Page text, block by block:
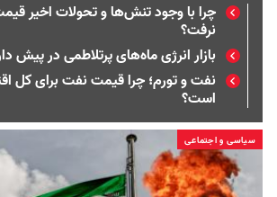
چرا با وجود تنش‌ها و تحولات اخیر
نرفت؟
بازار انرژی ماه‌های پرتلاطمی در پیش
نفت و تورم؛ چرا قیمت نفت برای کل
است؟
سیاسی و اجتماعی